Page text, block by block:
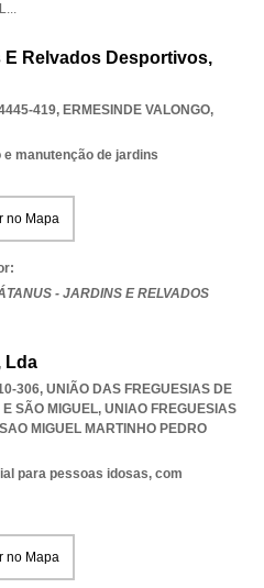
...
E Relvados Desportivos,
419, ERMESINDE VALONGO,
manutenção de jardins
no Mapa
- JARDINS E RELVADOS
Lda
306, UNIÃO DAS FREGUESIAS DE
SÃO MIGUEL, UNIAO FREGUESIAS
MIGUEL MARTINHO PEDRO
para pessoas idosas, com
no Mapa